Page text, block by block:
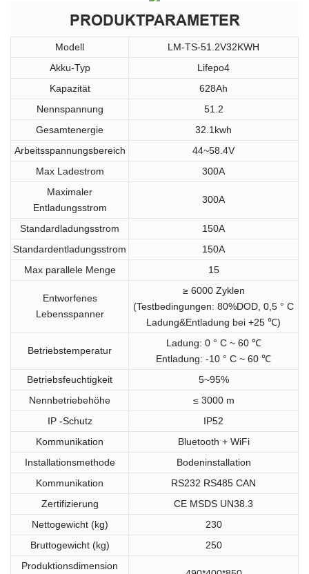
PRODUKTPARAMETER
Modell
LM-TS-51.2V32KWH
Akku-Typ
Lifepo4
Kapazität
628Ah
Nennspannung
51.2
Gesamtenergie
32.1kwh
Arbeitsspannungsbereich
44~58.4V
Max Ladestrom
300A
Maximaler
Entladungsstrom
300A
Standardladungsstrom
150A
Standardentladungsstrom
150A
Max parallele Menge
15
Entworfenes
Lebensspanner
≥ 6000 Zyklen
(Testbedingungen: 80%DOD, 0,5 ° C
Ladung&Entladung bei +25 ℃)
Betriebstemperatur
Ladung: 0 ° C ~ 60 ℃
Entladung: -10 ° C ~ 60 ℃
Betriebsfeuchtigkeit
5~95%
Nennbetriebehöhe
≤ 3000 m
IP -Schutz
IP52
Kommunikation
Bluetooth + WiFi
Installationsmethode
Bodeninstallation
Kommunikation
RS232 RS485 CAN
Zertifizierung
CE MSDS UN38.3
Nettogewicht (kg)
230
Bruttogewicht (kg)
250
Produktionsdimension